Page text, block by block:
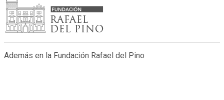
Además en la Fundación Rafael del Pino